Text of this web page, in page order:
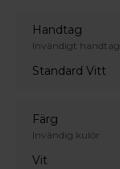
Handtag
Invändigt handtag
Standard Vitt
Färg
Invändig kulör
Vit